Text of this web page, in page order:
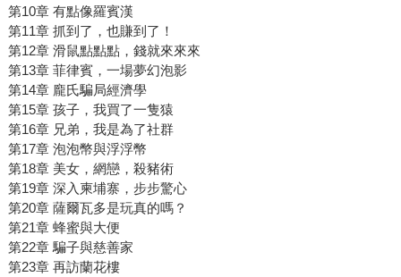
第10章 有點像羅賓漢
第11章 抓到了，也賺到了！
第12章 滑鼠點點點，錢就來來來
第13章 菲律賓，一場夢幻泡影
第14章 龐氏騙局經濟學
第15章 孩子，我買了一隻猿
第16章 兄弟，我是為了社群
第17章 泡泡幣與浮浮幣
第18章 美女，網戀，殺豬術
第19章 深入柬埔寨，步步驚心
第20章 薩爾瓦多是玩真的嗎？
第21章 蜂蜜與大便
第22章 騙子與慈善家
第23章 再訪蘭花樓